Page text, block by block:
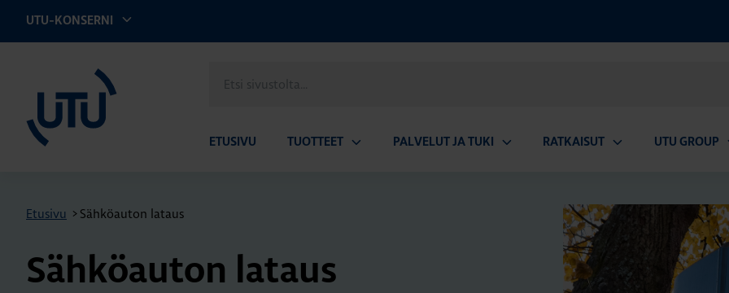
UTU-KONSERNI
sivustolta
ETUSIVU TUOTTEET PALVELUT JA TUKI RATKAISUT UTU GROUP
Etusivu > Sähköauton lataus
Säh­kö­au­ton la­taus